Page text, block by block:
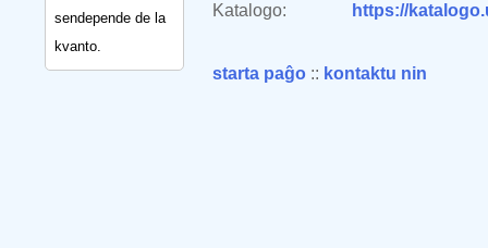
sendepende de la
kvanto.
Katalogo:
https://
starta paĝo :: kontaktu nin